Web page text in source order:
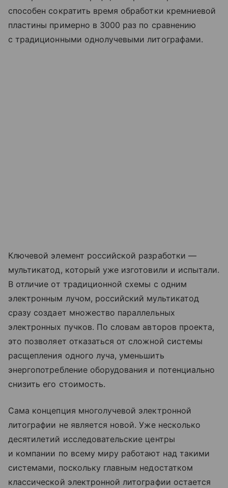
способен сократить время обработки кремниевой
пластины примерно в 3000 раз по сравнению
с традиционными однолучевыми литографами.
Ключевой элемент российской разработки —
мультикатод, который уже изготовили и испытали.
В отличие от традиционной схемы с одним
электронным лучом, российский мультикатод
сразу создает множество параллельных
электронных пучков. По словам авторов проекта,
это позволяет отказаться от сложной системы
расщепления одного луча, уменьшить
энергопотребление оборудования и потенциально
снизить его стоимость.
Сама концепция многолучевой электронной
литографии не является новой. Уже несколько
десятилетий исследовательские центры
и компании по всему миру работают над такими
системами, поскольку главным недостатком
классической электронной литографии остается